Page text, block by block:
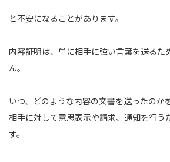
と不安になることがあります。
内容証明は、単に相手に強い言葉を送るた
ん。
いつ、どのような内容の文書を送ったのか
相手に対して意思表示や請求、通知を行う
す。